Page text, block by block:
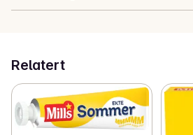
Relatert